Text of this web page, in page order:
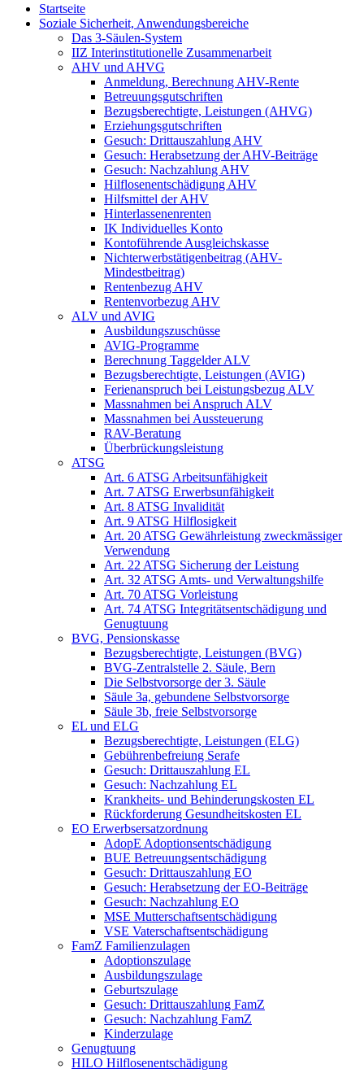
Startseite
Soziale Sicherheit, Anwendungsbereiche
Das 3-Säulen-System
IIZ Interinstitutionelle Zusammenarbeit
AHV und AHVG
Anmeldung, Berechnung AHV-Rente
Betreuungsgutschriften
Bezugsberechtigte, Leistungen (AHVG)
Erziehungsgutschriften
Gesuch: Drittauszahlung AHV
Gesuch: Herabsetzung der AHV-Beiträge
Gesuch: Nachzahlung AHV
Hilflosenentschädigung AHV
Hilfsmittel der AHV
Hinterlassenenrenten
IK Individuelles Konto
Kontoführende Ausgleichskasse
Nichterwerbstätigenbeitrag (AHV-
Mindestbeitrag)
Rentenbezug AHV
Rentenvorbezug AHV
ALV und AVIG
Ausbildungszuschüsse
AVIG-Programme
Berechnung Taggelder ALV
Bezugsberechtigte, Leistungen (AVIG)
Ferienanspruch bei Leistungsbezug ALV
Massnahmen bei Anspruch ALV
Massnahmen bei Aussteuerung
RAV-Beratung
Überbrückungsleistung
ATSG
Art. 6 ATSG Arbeitsunfähigkeit
Art. 7 ATSG Erwerbsunfähigkeit
Art. 8 ATSG Invalidität
Art. 9 ATSG Hilflosigkeit
Art. 20 ATSG Gewährleistung zweckmässiger
Verwendung
Art. 22 ATSG Sicherung der Leistung
Art. 32 ATSG Amts- und Verwaltungshilfe
Art. 70 ATSG Vorleistung
Art. 74 ATSG Integritätsentschädigung und
Genugtuung
BVG, Pensionskasse
Bezugsberechtigte, Leistungen (BVG)
BVG-Zentralstelle 2. Säule, Bern
Die Selbstvorsorge der 3. Säule
Säule 3a, gebundene Selbstvorsorge
Säule 3b, freie Selbstvorsorge
EL und ELG
Bezugsberechtigte, Leistungen (ELG)
Gebührenbefreiung Serafe
Gesuch: Drittauszahlung EL
Gesuch: Nachzahlung EL
Krankheits- und Behinderungskosten EL
Rückforderung Gesundheitskosten EL
EO Erwerbsersatzordnung
AdopE Adoptionsentschädigung
BUE Betreuungsentschädigung
Gesuch: Drittauszahlung EO
Gesuch: Herabsetzung der EO-Beiträge
Gesuch: Nachzahlung EO
MSE Mutterschaftsentschädigung
VSE Vaterschaftsentschädigung
FamZ Familienzulagen
Adoptionszulage
Ausbildungszulage
Geburtszulage
Gesuch: Drittauszahlung FamZ
Gesuch: Nachzahlung FamZ
Kinderzulage
Genugtuung
HILO Hilflosenentschädigung